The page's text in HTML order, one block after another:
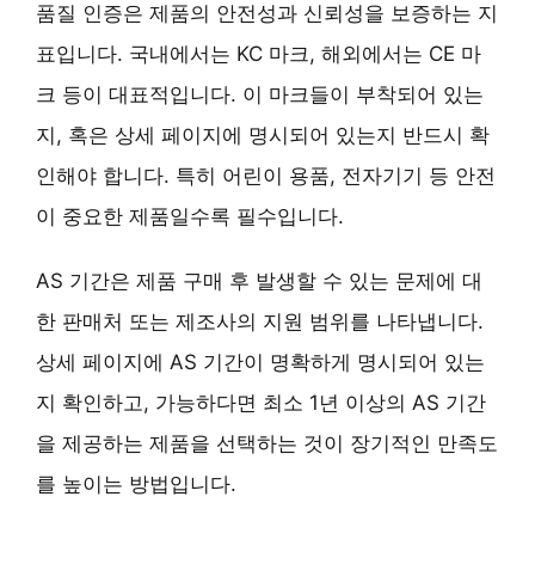
품질 인증은 제품의 안전성과 신뢰성을 보증하는 지
표입니다. 국내에서는 KC 마크, 해외에서는 CE 마
크 등이 대표적입니다. 이 마크들이 부착되어 있는
지, 혹은 상세 페이지에 명시되어 있는지 반드시 확
인해야 합니다. 특히 어린이 용품, 전자기기 등 안전
이 중요한 제품일수록 필수입니다.
AS 기간은 제품 구매 후 발생할 수 있는 문제에 대
한 판매처 또는 제조사의 지원 범위를 나타냅니다.
상세 페이지에 AS 기간이 명확하게 명시되어 있는
지 확인하고, 가능하다면 최소 1년 이상의 AS 기간
을 제공하는 제품을 선택하는 것이 장기적인 만족도
를 높이는 방법입니다.